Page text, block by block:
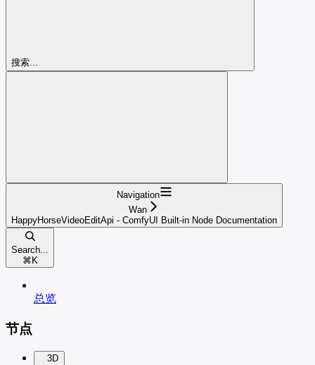
搜索...
Navigation
Wan
HappyHorseVideoEditApi - ComfyUI Built-in Node Documentation
Search...
⌘ K
总览
节点
3D